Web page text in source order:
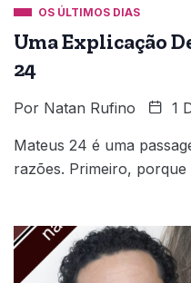
OS ÚLTIMOS DIAS
Uma Explicação
24
Por Natan Rufino 1
Mateus 24 é uma
razões. Primeiro, porque